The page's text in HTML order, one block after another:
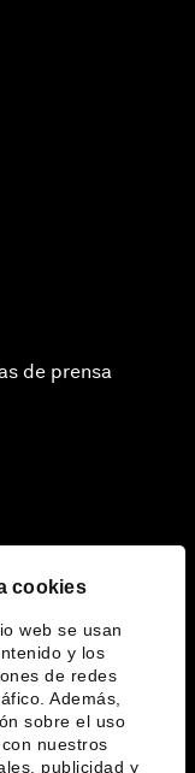
cookies
web se usan
y los
de redes
Además,
sobre el uso
nuestros
publicidad y
de prensa